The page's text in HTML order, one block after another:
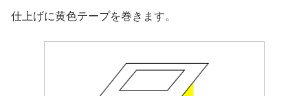
仕上げに黄色テープを巻きます。